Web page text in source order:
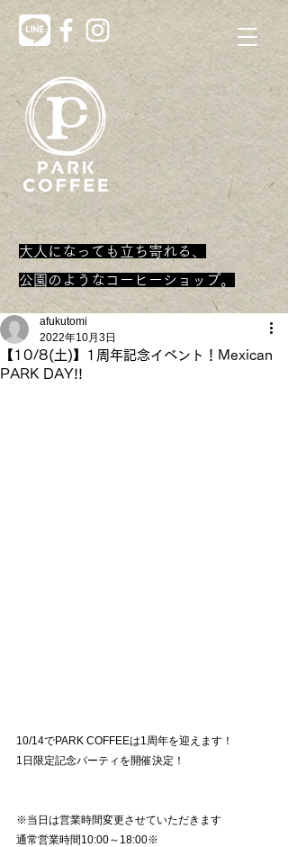
大人になっても立ち寄れる、
​公園のようなコーヒーショップ。
【10/8(土)】1周年記念イベント！Mexican
PARK DAY!!
afukutomi
2022年10月3日
10/14でPARK COFFEEは1周年を迎えます！
1日限定記念パーティを開催決定！
※当日は営業時間変更させていただきます
通常営業時間10:00～18:00※